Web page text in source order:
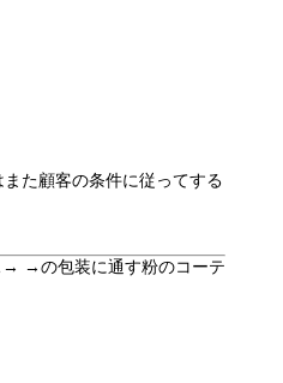
た顧客の条件に従ってする
→の包装に通す粉のコーテ